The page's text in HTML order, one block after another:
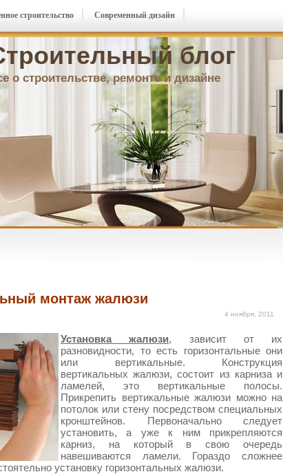
блог
о строительстве, ремонте и дизайне
строительство Современный дизайн
монтаж жалюзи
4 ноября, 2011
Установка жалюзи, зависит от их
разновидности, то есть горизонтальные они
или вертикальные. Конструкция
вертикальных жалюзи, состоит из карниза и
ламелей, это вертикальные полосы.
Прикрепить вертикальные жалюзи можно на
потолок или стену посредством специальных
кронштейнов. Первоначально следует
установить, а уже к ним прикрепляются
карниз, на который в свою очередь
навешиваются ламели. Гораздо сложнее
установку горизонтальных жалюзи.